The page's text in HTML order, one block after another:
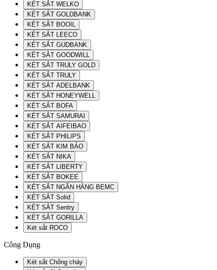
KÉT SẮT WELKO
KÉT SẮT GOLDBANK
KÉT SẮT BOOIL
KÉT SẮT LEECO
KÉT SẮT GUDBANK
KÉT SẮT GOODWILL
KÉT SẮT TRULY GOLD
KÉT SẮT TRULY
KÉT SẮT ADELBANK
KÉT SẮT HONEYWELL
KÉT SẮT BOFA
KÉT SẮT SAMURAI
KÉT SẮT AIFEIBAO
KÉT SẮT PHILIPS
KÉT SẮT KIM BẢO
KÉT SẮT NIKA
KÉT SẮT LIBERTY
KÉT SẮT BOKEE
KÉT SẮT NGÂN HÀNG BEMC
KÉT SẮT Solid
KÉT SẮT Sentry
KÉT SẮT GORILLA
Két sắt ROCO
Công Dụng
Két sắt Chống cháy